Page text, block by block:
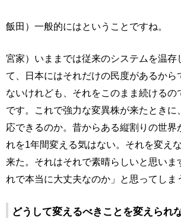
飯田）一般的にはということですね。
宮家）いままでは従来のシステムを温存
て、日本にはそれだけの民度があるから
ないけれども、それをこのまま続けるの
です。これで強力な変異株が来たときに
応できるのか。昔からある縦割りの世界
れを1年間変える気はない。それを変え
来た。それはそれで素晴らしいと思いま
れで本当に大丈夫なのか」と思ってしま
どうして変えるべきことを変えられ